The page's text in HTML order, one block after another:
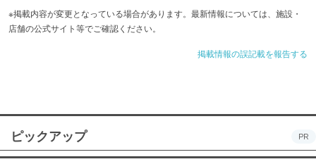
※掲載内容が変更となっている場合があります。最新情報については、施設・
店舗の公式サイト等でご確認ください。
掲載情報の誤記載を報告する
ピックアップ PR